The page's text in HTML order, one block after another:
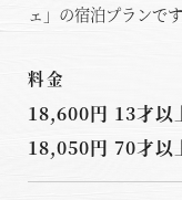
ェ」の宿泊プランです
料金
18,600円 13才以
18,050円 70才以